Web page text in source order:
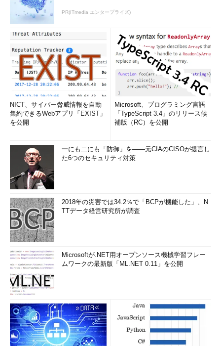
PR(ITmedia エンタープライズ)
NICT、サイバー脅威情報を自動
集約できるWebアプリ「EXIST」
を公開
Microsoft、プログラミング言語
「TypeScript 3.4」のリリース候
補版（RC）を公開
一にも二にも「防御」を――元CIAのCISOが提言し
た6つのセキュリティ対策
2018年の災害では34.2％で「BCPが機能した」、N
TTデータ経営研究所が調査
Microsoftが.NET用オープンソース機械学習フレー
ムワークの最新版「ML.NET 0.11」を公開